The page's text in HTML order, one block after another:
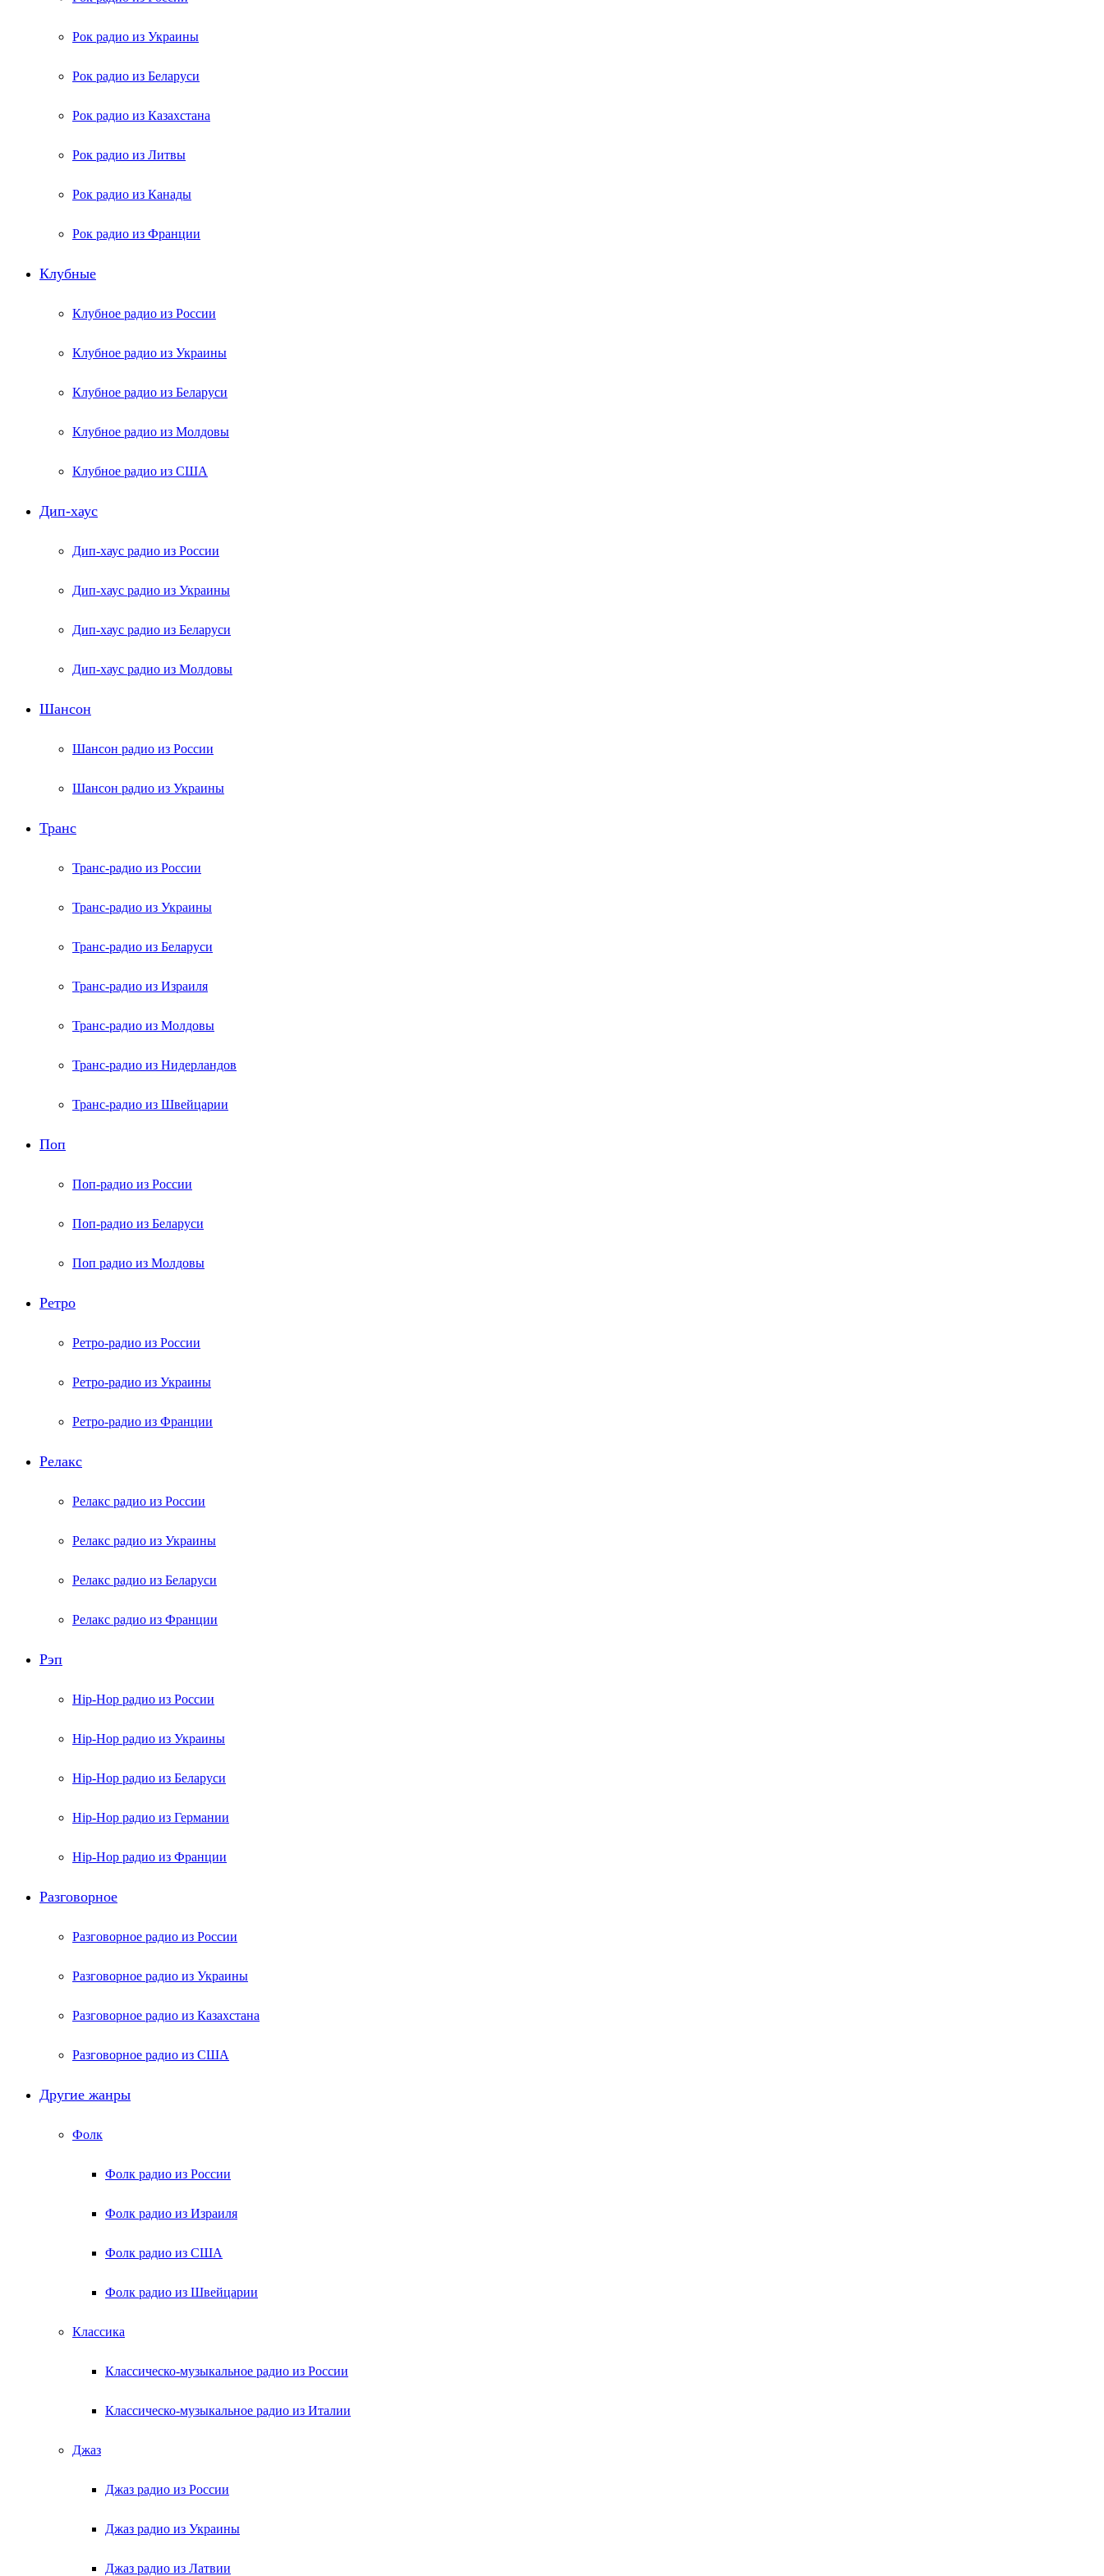
Рок радио из Украины
Рок радио из Беларуси
Рок радио из Казахстана
Рок радио из Литвы
Рок радио из Канады
Рок радио из Франции
Клубные
Клубное радио из России
Клубное радио из Украины
Клубное радио из Беларуси
Клубное радио из Молдовы
Клубное радио из США
Дип-хаус
Дип-хаус радио из России
Дип-хаус радио из Украины
Дип-хаус радио из Беларуси
Дип-хаус радио из Молдовы
Шансон
Шансон радио из России
Шансон радио из Украины
Транс
Транс-радио из России
Транс-радио из Украины
Транс-радио из Беларуси
Транс-радио из Израиля
Транс-радио из Молдовы
Транс-радио из Нидерландов
Транс-радио из Швейцарии
Поп
Поп-радио из России
Поп-радио из Беларуси
Поп радио из Молдовы
Ретро
Ретро-радио из России
Ретро-радио из Украины
Ретро-радио из Франции
Релакс
Релакс радио из России
Релакс радио из Украины
Релакс радио из Беларуси
Релакс радио из Франции
Рэп
Hip-Hop радио из России
Hip-Hop радио из Украины
Hip-Hop радио из Беларуси
Hip-Hop радио из Германии
Hip-Hop радио из Франции
Разговорное
Разговорное радио из России
Разговорное радио из Украины
Разговорное радио из Казахстана
Разговорное радио из США
Другие жанры
Фолк
Фолк радио из России
Фолк радио из Израиля
Фолк радио из США
Фолк радио из Швейцарии
Классика
Классическо-музыкальное радио из России
Классическо-музыкальное радио из Италии
Джаз
Джаз радио из России
Джаз радио из Украины
Джаз радио из Латвии